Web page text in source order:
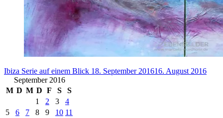
Ibiza Serie auf einem Blick 18. September 201616. August 2016
September 2016
M D M D F S
S
1
2 3
4
5
6 7 8 9 10 11